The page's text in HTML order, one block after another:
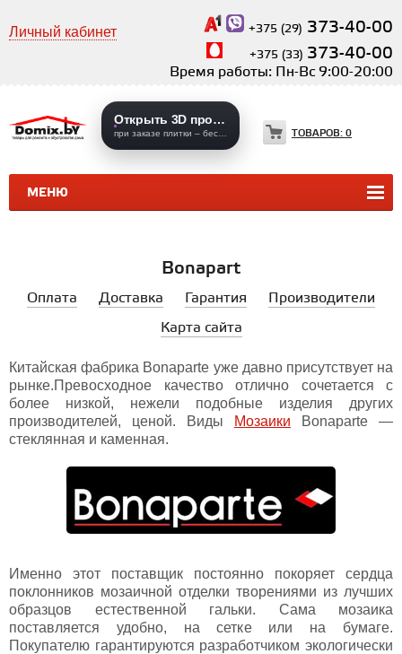
Личный кабинет +375 (29) 373-40-00
+375 (33) 373-40-00
Время работы: Пн-Вс 9:00-20:00
МЕНЮ
Открыть 3D проекты
ТОВАРОВ: 0
КЕРАМИЧЕСКАЯ ПЛИТКА
Bonapart
Оплата Доставка Гарантия
Производители
Карта сайта
Китайская фабрика Bonaparte уже давно присутствует на
рынке.Превосходное качество отлично сочетается с
более низкой, нежели подобные изделия других
производителей, ценой. Виды
Мозаики Bonaparte —
стеклянная и каменная.
Именно этот поставщик постоянно покоряет сердца
поклонников мозаичной отделки творениями из лучших
образцов естественной гальки. Сама мозаика
поставляется удобно, на сетке или на бумаге.
Покупателю гарантируются разработчиком экологически